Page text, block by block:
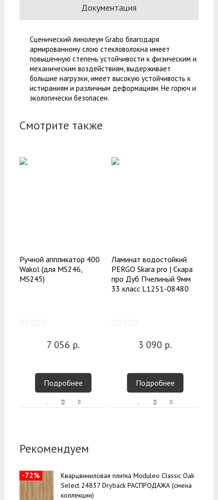
Документация
Сценический линолеум Grabo благодаря
армированному слою стекловолокна имеет
повышенную степень устойчивости к физическим и
механическим воздействиям, выдерживает
большие нагрузки, имеет высокую устойчивость к
истираниям и различным деформациям. Не горюч и
экологически безопасен.
Смотрите также
Ручной аппликатор 400
Wakol (для MS246,
MS245)
7 056 р.
Подробнее
Ламинат водостойкий
PERGO Skara pro | Скара
про Дуб Пчелиный 9мм
33 класс L1251-08480
3 090 р.
Подробнее
Рекомендуем
Кварцвиниловая плитка Moduleo Classic Oak
Select 24837 Dryback РАСПРОДАЖА (смена
коллекции)
-72%